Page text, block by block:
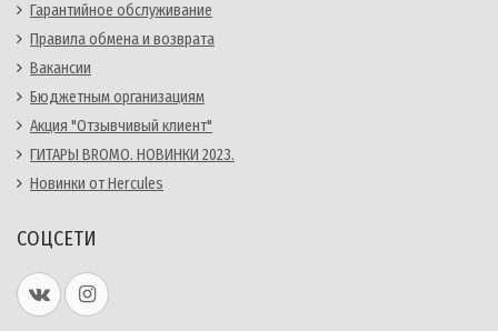
Гарантийное обслуживание
Правила обмена и возврата
Вакансии
Бюджетным организациям
Акция "Отзывчивый клиент"
ГИТАРЫ BROMO. НОВИНКИ 2023.
Новинки от Hercules
СОЦСЕТИ